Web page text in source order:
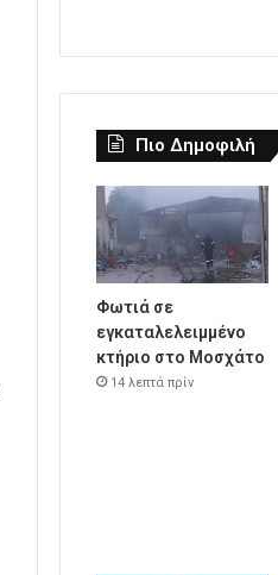
Πιο Δημοφιλή
Φωτιά σε
εγκαταλελειμμένο
κτήριο στο Μοσχάτο
14 λεπτά πρίν